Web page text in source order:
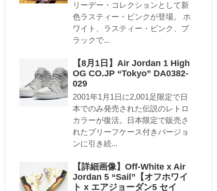
リーデー・コレクションとして新
色ラスティー・ピンクが登場。 ホ
ワイト、ラスティー・ピンク、ブ
ラックで...
【8月1日】Air Jordan 1 High
OG CO.JP “Tokyo” DA0382-
029
2001年1月1日に2,001足限定で日
本でのみ発売された伝説のレトロ
カラーが復活。日本限定で販売さ
れたブリーフケース付きバージョ
ンに引き続...
【詳細画像】Off-White x Air
Jordan 5 “Sail”【オフホワイ
ト x エアジョーダン5 セイ